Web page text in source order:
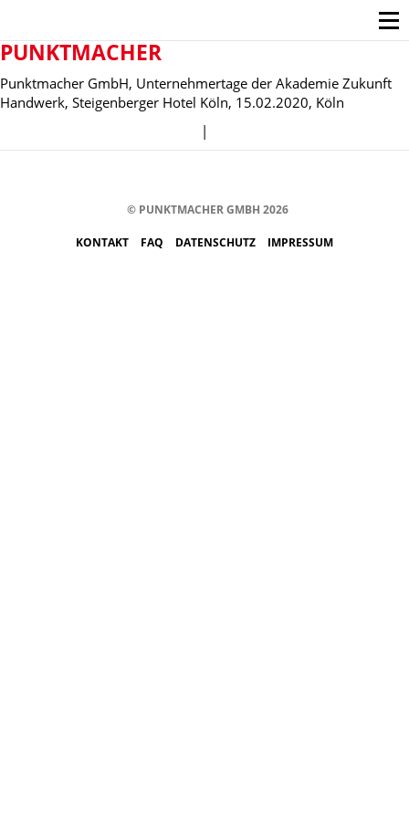
PUNKTMACHER
Punktmacher GmbH, Unternehmertage der Akademie Zukunft
Handwerk, Steigenberger Hotel Köln, 15.02.2020, Köln
|
© PUNKTMACHER GMBH 2026
KONTAKT FAQ DATENSCHUTZ IMPRESSUM